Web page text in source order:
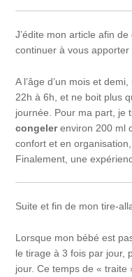
J’édite mon article afin
continuer à vous
A l’âge d’un mois et demi,
22h à 6h, et ne boit plus
journée. Pour ma part, je
congelerenviron 200 ml
confort et en
Finalement, une
Suite et fin de mon tire-
Lorsque mon bébé est
le tirage à 3 fois par jour,
jour. Ce temps de « traite